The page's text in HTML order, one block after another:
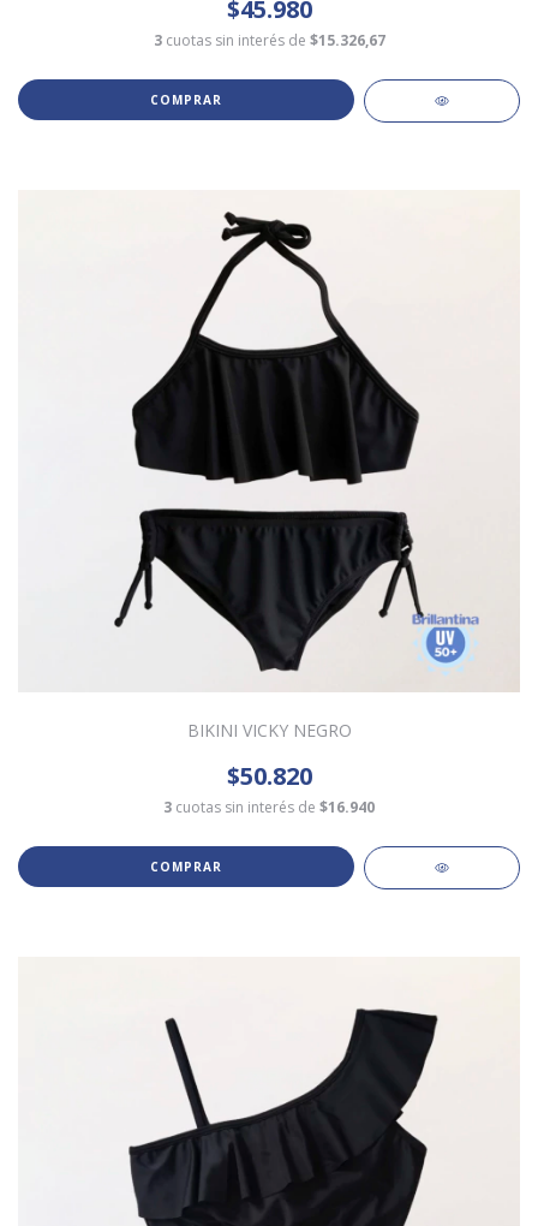
$45.980
3 cuotas sin interés de $15.326,67
COMPRAR
BIKINI VICKY NEGRO
$50.820
3 cuotas sin interés de $16.940
COMPRAR